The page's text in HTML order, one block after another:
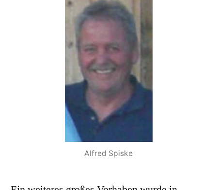
Alfred Spiske